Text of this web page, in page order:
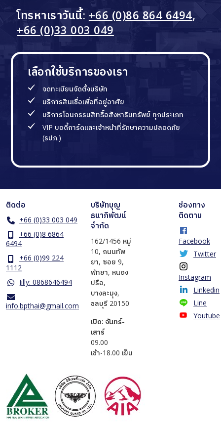
โทรหาเราวันนี้: +66 (0)86 864 6494,
+66 (0)33 003 049
เลือกใช้บริการของเรา
จดทะเบียนจัดตั้งบริษัท
บริการสินเชื่อเพื่อที่อยู่อาศัย
บริการโอนกรรมสิทธิ์อสังหาริมทรัพย์ ทุกประเภท
VIP บอดี้การ์ดและเจ้าหน้าที่รักษาความปลอดภัย
(รปภ.)
ติดต่อ
+66 (0)33 003 049
+66 (0)8 6864
6494
+66 (0)99 224
1112
Jilly: 0868646494
info.bpthai@gmail.com
บริษัทบุญ
ธนาภิพัฒน์
จำกัด
162/1456 หมู่
10, ถนนทัพ
ยา, ซอย 9,
พัทยา, หนอง
ปรือ,
บางละมุง,
ชลบุรี 20150
เปิด: จันทร์-
เสาร์
​09.00
เช้า-18.00 เย็น
ช่องทาง
ติดตาม
Facebook
Twitter
Instagram
Linkedin
Line
Youtube